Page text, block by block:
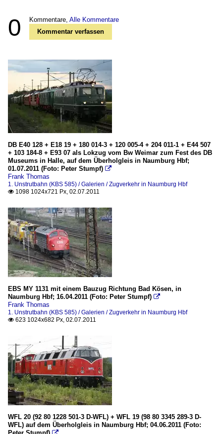
0 Kommentare, Alle Kommentare
Kommentar verfassen
DB E40 128 + E18 19 + 180 014-3 + 120 005-4 + 204 011-1 + E44 507
+ 103 184-8 + E93 07 als Lokzug vom Bw Weimar zum Fest des DB
Museums in Halle, auf dem Überholgleis in Naumburg Hbf;
01.07.2011 (Foto: Peter Stumpf) 
Frank Thomas
1. Unstrutbahn (KBS 585) / Galerien / Zugverkehr in Naumburg Hbf
 1098 1024x721 Px, 02.07.2011
EBS MY 1131 mit einem Bauzug Richtung Bad Kösen, in
Naumburg Hbf; 16.04.2011 (Foto: Peter Stumpf) 
Frank Thomas
1. Unstrutbahn (KBS 585) / Galerien / Zugverkehr in Naumburg Hbf
 623 1024x682 Px, 02.07.2011
WFL 20 (92 80 1228 501-3 D-WFL) + WFL 19 (98 80 3345 289-3 D-
WFL) auf dem Überholgleis in Naumburg Hbf; 04.06.2011 (Foto: